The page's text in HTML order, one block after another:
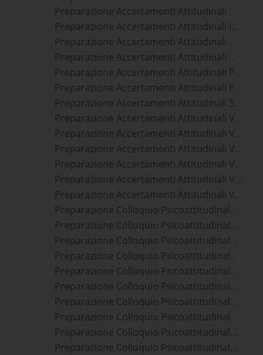
Preparazione Accertamenti Attitudinali Guardia Di Finanza
Preparazione Accertamenti Attitudinali Ispettori Vigili Del Fuoco
Preparazione Accertamenti Attitudinali Marina Militare
Preparazione Accertamenti Attitudinali Militari
Preparazione Accertamenti Attitudinali Polizia Di Stato
Preparazione Accertamenti Attitudinali Polizia Penitenziaria
Preparazione Accertamenti Attitudinali Sottufficiali Forze Armate
Preparazione Accertamenti Attitudinali Vfi Aeronautica Militare
Preparazione Accertamenti Attitudinali Vfi Esercito
Preparazione Accertamenti Attitudinali Vfi Marina Militare
Preparazione Accertamenti Attitudinali Vice Ispettori Polizia Di Stato
Preparazione Accertamenti Attitudinali Vice Ispettori Polizia Penitenziaria
Preparazione Accertamenti Attitudinali Vigili Del Fuoco
Preparazione Colloquio Psicoattitudinale Accademia Ufficiali Aeronautica Militare
Preparazione Colloquio Psicoattitudinale Accademia Ufficiali Carabinieri
Preparazione Colloquio Psicoattitudinale Accademia Ufficiali Esercito
Preparazione Colloquio Psicoattitudinale Accademia Ufficiali Guardia Di Finanza
Preparazione Colloquio Psicoattitudinale Accademia Ufficiali Marina Militare
Preparazione Colloquio Psicoattitudinale Aeronautica
Preparazione Colloquio Psicoattitudinale Allievi Agenti Polizia Di Stato
Preparazione Colloquio Psicoattitudinale Allievi Agenti Polizia Penitenziaria
Preparazione Colloquio Psicoattitudinale Allievi Carabinieri
Preparazione Colloquio Psicoattitudinale Allievi Finanzieri